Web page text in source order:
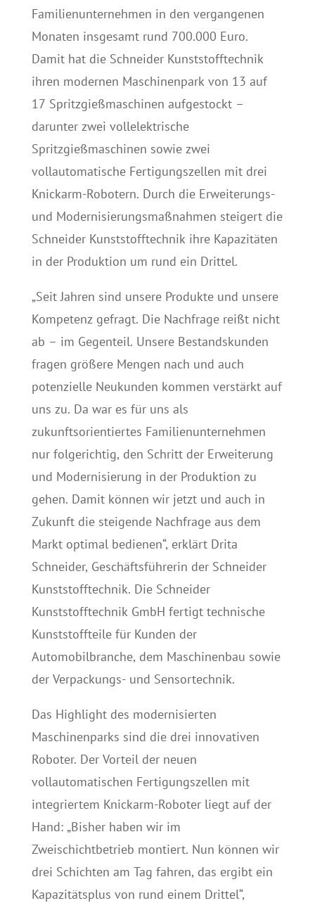
Familienunternehmen in den vergangenen
Monaten insgesamt rund 700.000 Euro.
Damit hat die Schneider Kunststofftechnik
ihren modernen Maschinenpark von 13 auf
17 Spritzgießmaschinen aufgestockt –
darunter zwei vollelektrische
Spritzgießmaschinen sowie zwei
vollautomatische Fertigungszellen mit drei
Knickarm-Robotern. Durch die Erweiterungs-
und Modernisierungsmaßnahmen steigert die
Schneider Kunststofftechnik ihre Kapazitäten
in der Produktion um rund ein Drittel.
„Seit Jahren sind unsere Produkte und unsere
Kompetenz gefragt. Die Nachfrage reißt nicht
ab – im Gegenteil. Unsere Bestandskunden
fragen größere Mengen nach und auch
potenzielle Neukunden kommen verstärkt auf
uns zu. Da war es für uns als
zukunftsorientiertes Familienunternehmen
nur folgerichtig, den Schritt der Erweiterung
und Modernisierung in der Produktion zu
gehen. Damit können wir jetzt und auch in
Zukunft die steigende Nachfrage aus dem
Markt optimal bedienen“, erklärt Drita
Schneider, Geschäftsführerin der Schneider
Kunststofftechnik. Die Schneider
Kunststofftechnik GmbH fertigt technische
Kunststoffteile für Kunden der
Automobilbranche, dem Maschinenbau sowie
der Verpackungs- und Sensortechnik.
Das Highlight des modernisierten
Maschinenparks sind die drei innovativen
Roboter. Der Vorteil der neuen
vollautomatischen Fertigungszellen mit
integriertem Knickarm-Roboter liegt auf der
Hand: „Bisher haben wir im
Zweischichtbetrieb montiert. Nun können wir
drei Schichten am Tag fahren, das ergibt ein
Kapazitätsplus von rund einem Drittel“,